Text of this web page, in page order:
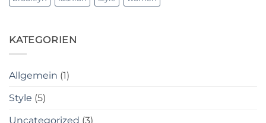
KATEGORIEN
Allgemein (1)
Style (5)
Uncategorized (3)